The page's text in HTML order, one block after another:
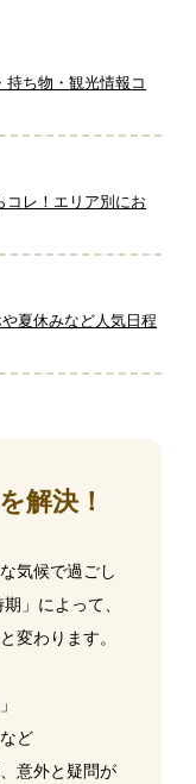
持ち物・観光情報コ
コレ！エリア別にお
夏休みなど人気日程
解決！
気候で過ごし
」によって、
変わります。
ど
意外と疑問が